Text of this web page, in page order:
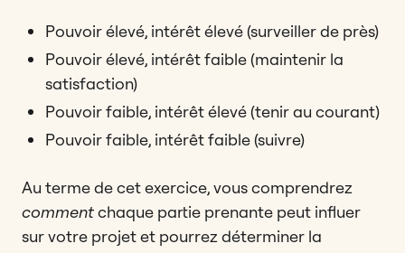
Pouvoir élevé, intérêt élevé (surveiller de près)
Pouvoir élevé, intérêt faible (maintenir la
satisfaction)
Pouvoir faible, intérêt élevé (tenir au courant)
Pouvoir faible, intérêt faible (suivre)
Au terme de cet exercice, vous comprendrez
commentchaque partie prenante peut influer
sur votre projet et pourrez déterminer la